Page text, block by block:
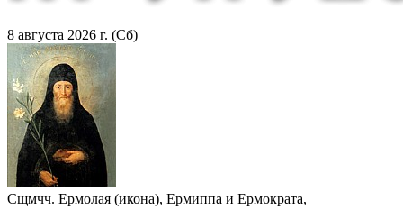
8 августа 2026 г. (Сб)
Сщмчч. Ермолая (икона), Ермиппа и Ермократа,